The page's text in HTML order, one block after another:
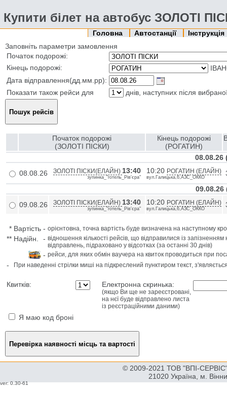
Купити білет на автобус ЗОЛОТІ
Головна Автостанції
Інструкція
Заповніть параметри замовлення
Початок подорожі:
Кінець подорожі:
Дата відправлення(дд.мм.рр):
Показати також рейси для
днів, наступних після
Початок подорожі
(ЗОЛОТІ ПІСКИ)
Кінець подорожі
(РОГАТИН)
08.08.26
08.08.26
ЗОЛОТІ ПІСКИ(ЕЛАЙН) 13:40
зупинка_"готель_Рів'єра"
10:20 РОГАТИН (ЕЛАЙН)
вул.Галицька,6,АЗС_ОККО
09.08.26
ЗОЛОТІ ПІСКИ(ЕЛАЙН) 13:40
зупинка_"готель_Рів'єра"
10:20 РОГАТИН (ЕЛАЙН)
вул.Галицька,6,АЗС_ОККО
* Вартість - орієнтовна, точна вартість буде визначена на наступному
** Надійн. - відношення кількості рейсів, що відправилися із
відправлень, підраховано у відсотках (за останні 30 днів)
- рейси, для яких обмін ваучера на квиток проводиться при
- При наведенні стрілки миші на підкреслений пунктиром текст,
Квитків: Електронна скринька:
(якщо Ви ще не зареєстровані,
на нєї буде відправлено листа
із реєстраційними даними)
Я маю код броні
© 2009-2021 ТОВ "ВПІ-
21020 Україна, м.
ver: 0.30-61